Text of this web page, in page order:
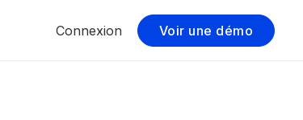
Connexion Voir une démo